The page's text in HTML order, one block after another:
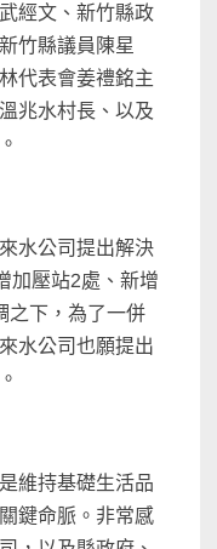
經文、新竹縣政
竹縣議員陳星
代表會姜禮銘主
兆水村長、以及
水公司提出解決
加壓站2處、新增
之下，為了一併
水公司也願提出
維持基礎生活品
鍵命脈。非常感